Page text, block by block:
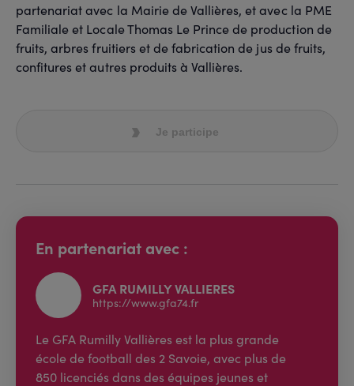
partenariat avec la Mairie de Vallières, et avec la PME
Familiale et Locale Thomas Le Prince de production de
fruits, arbres fruitiers et de fabrication de jus de fruits,
confitures et autres produits à Vallières.
Je participe
En partenariat avec :
GFA RUMILLY VALLIERES
https://www.gfa74.fr
Le GFA Rumilly Vallières est la plus grande
école de football des 2 Savoie, avec plus de
850 licenciés dans des équipes jeunes et